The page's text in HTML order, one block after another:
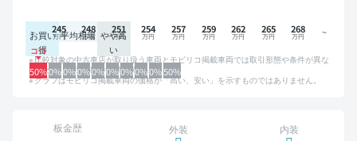
お買い
得
平均相場 やや高
い
50%0%0%0%0%0%0%0%0%50%
245 248 251 254 257 259 262 265 268
比較対象の中古車店が取り扱う車両とモビリコ掲載車両では取引形態や条件が異な
るため、グラフは参考情報です。
グラフはモビリコ掲載車両の価格が「高い、安い」を示すものではありません。
板金歴 外装 内装